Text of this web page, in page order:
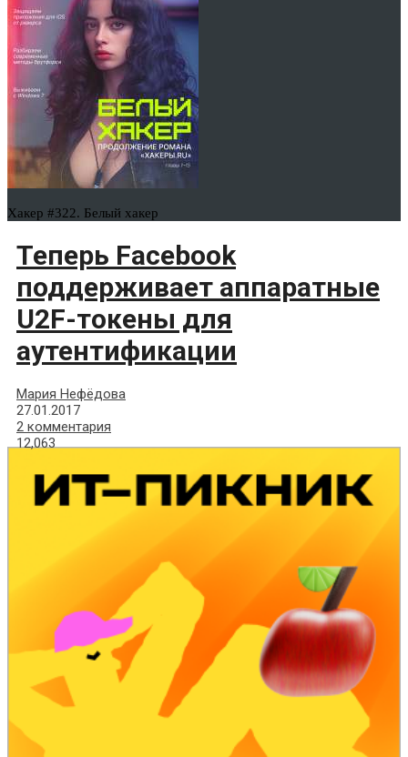
Хакер #322. Белый хакер
Теперь Facebook
поддерживает аппаратные
U2F-токены для
аутентификации
Мария Нефёдова
27.01.2017
2 комментария
12,063